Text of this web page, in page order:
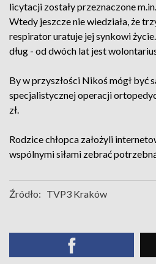
licytacji zostały przeznaczone
Wtedy jeszcze nie wiedziała, że
respirator uratuje jej synkowi
dług - od dwóch lat jest
By w przyszłości Nikoś mógł być
specjalistycznej operacji
zł.
Rodzice chłopca założyli
wspólnymi siłami zebrać
Źródło: TVP3 Kraków